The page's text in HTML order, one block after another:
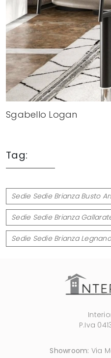
Sgabello Logan
Tag:
Sedie Sedie Brianza Busto
Sedie Sedie Brianza
Sedie Sedie Brianza Legnano
P.Iva
Showroom: Via